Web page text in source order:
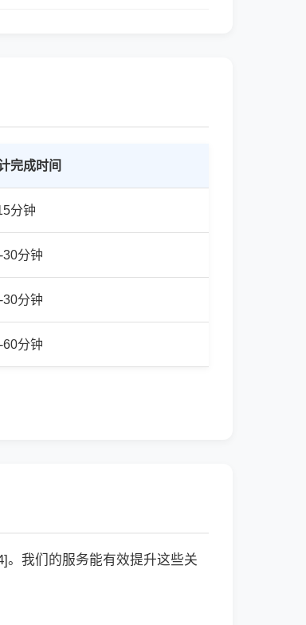
完成时间
分钟
30分钟
30分钟
60分钟
。我们的服务能有效提升这些关